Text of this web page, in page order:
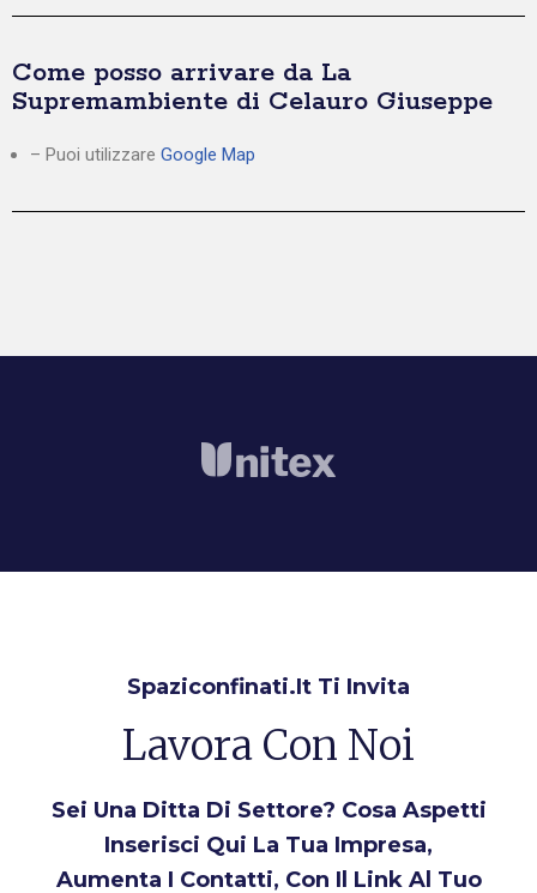
Come posso arrivare da La
Supremambiente di Celauro Giuseppe
– Puoi utilizzare Google Map
Spaziconfinati.it Ti Invita
Lavora Con Noi
Sei Una Ditta Di Settore? Cosa Aspetti
Inserisci Qui La Tua Impresa,
Aumenta I Contatti, Con Il Link Al Tuo